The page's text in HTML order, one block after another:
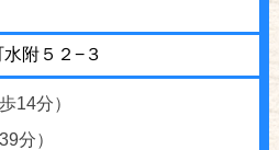
附５２−３
14分）
分）